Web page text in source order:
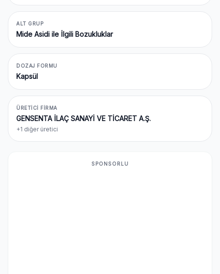
ALT GRUP
Mide Asidi ile İlgili Bozukluklar
DOZAJ FORMU
Kapsül
ÜRETICI FIRMA
GENSENTA İLAÇ SANAYİ VE TİCARET A.Ş.
+1 diğer üretici
SPONSORLU